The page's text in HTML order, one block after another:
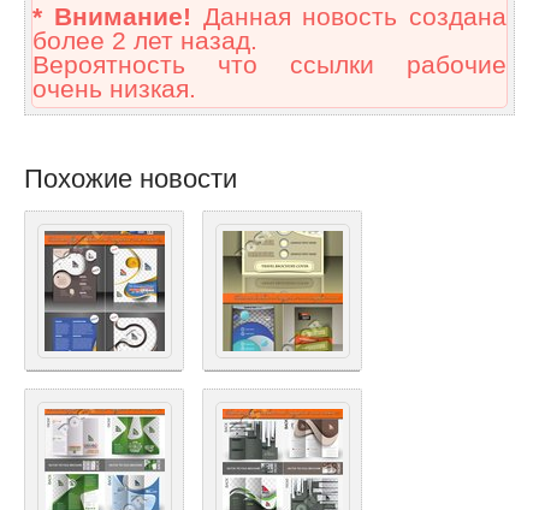
* Внимание! Данная новость создана
более 2 лет назад.
Вероятность что ссылки рабочие
очень низкая.
Похожие новости